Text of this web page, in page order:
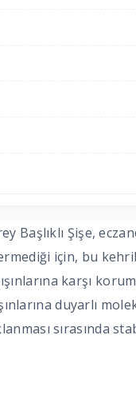
Başlıklı Şişe,
için, bu
karşı
duyarlı
sırasında